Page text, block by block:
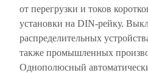
от перегрузки и токов
установки на DIN-рейку.
распределительных
также промышленных
Однополюсный